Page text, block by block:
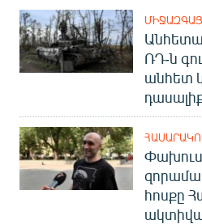
ՌԴ-ն
անհետ
հոսքը